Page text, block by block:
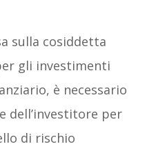
sulla cosiddetta
gli investimenti
è necessario
dell’investitore per
di rischio